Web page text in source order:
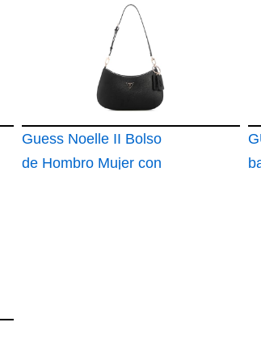
Guess Noelle II Bolso
de Hombro Mujer con